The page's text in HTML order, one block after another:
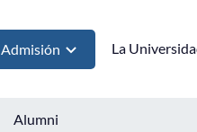
Admisión La
Alumni